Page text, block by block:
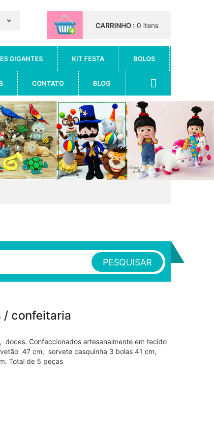
CARRINHO : 0 itens
GIGANTES KIT FESTA BOLOS
CONTATO BLOG
PESQUISAR
/ confeitaria
doces. Confeccionados artesanalmente em tecido
47 cm, sorvete casquinha 3 bolas 41 cm,
Total de 5 peças